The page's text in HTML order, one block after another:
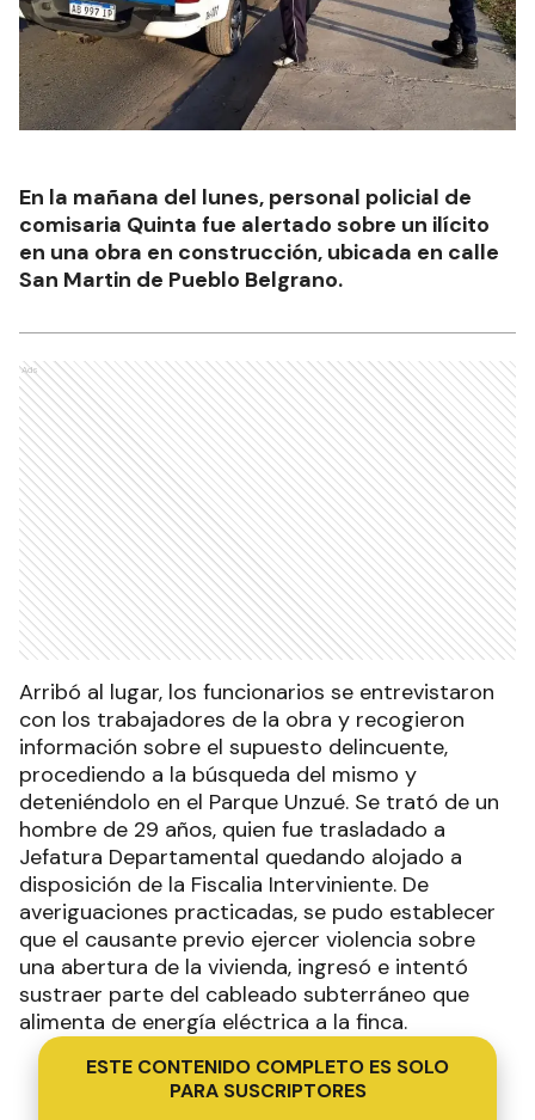
En la mañana del lunes, personal policial de
comisaria Quinta fue alertado sobre un ilícito
en una obra en construcción, ubicada en calle
San Martin de Pueblo Belgrano.
Ads
Arribó al lugar, los funcionarios se entrevistaron
con los trabajadores de la obra y recogieron
información sobre el supuesto delincuente,
procediendo a la búsqueda del mismo y
deteniéndolo en el Parque Unzué. Se trató de un
hombre de 29 años, quien fue trasladado a
Jefatura Departamental quedando alojado a
disposición de la Fiscalia Interviniente. De
averiguaciones practicadas, se pudo establecer
que el causante previo ejercer violencia sobre
una abertura de la vivienda, ingresó e intentó
sustraer parte del cableado subterráneo que
alimenta de energía eléctrica a la finca.
ESTE CONTENIDO COMPLETO ES SOLO
PARA SUSCRIPTORES